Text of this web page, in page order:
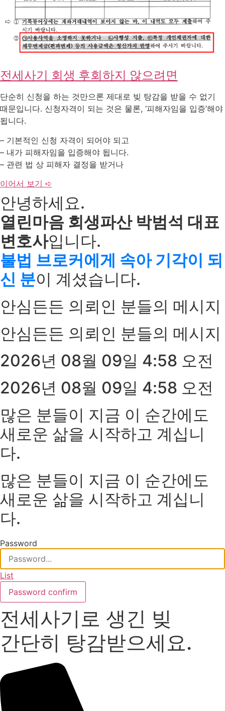
전세사기 회생 후회하지 않으려면
단순히 신청을 하는 것만으론 제대로 빚 탕감을 받을 수 없기
때문입니다. 신청자격이 되는 것은 물론, ‘피해자임을 입증’해야
됩니다.
– 기본적인 신청 자격이 되어야 되고
– 내가 피해자임을 입증해야 됩니다.
– 관련 법 상 피해자 결정을 받거나
이어서 보기 ➪
안녕하세요.
열린마음 회생파산 박범석 대표
변호사입니다.
불법 브로커에게 속아 기각이 되
신 분이 계셨습니다.
안심든든 의뢰인 분들의 메시지
안심든든 의뢰인 분들의 메시지
2026년 08월 09일 4:58 오전
2026년 08월 09일 4:58 오전
많은 분들이 지금 이 순간에도
새로운 삶을 시작하고 계십니
다.
많은 분들이 지금 이 순간에도
새로운 삶을 시작하고 계십니
다.
Password
List
Password confirm
전세사기로 생긴 빚
간단히 탕감받으세요.